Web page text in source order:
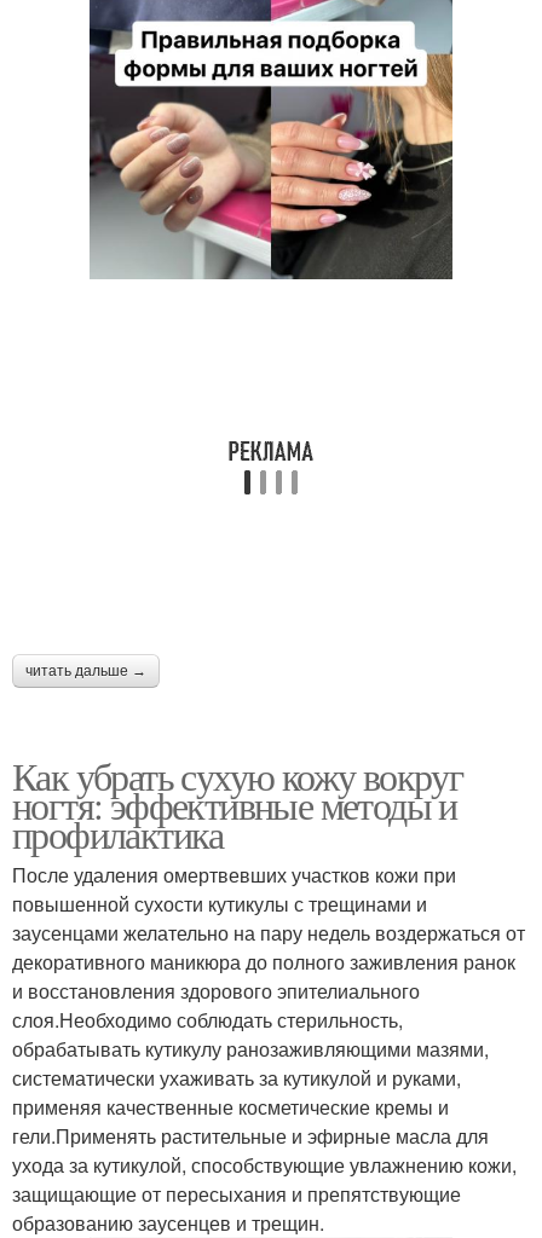
читать дальше →
Как убрать сухую кожу вокруг
ногтя: эффективные методы и
профилактика
После удаления омертвевших участков кожи при
повышенной сухости кутикулы с трещинами и
заусенцами желательно на пару недель воздержаться от
декоративного маникюра до полного заживления ранок
и восстановления здорового эпителиального
слоя.Необходимо соблюдать стерильность,
обрабатывать кутикулу ранозаживляющими мазями,
систематически ухаживать за кутикулой и руками,
применяя качественные косметические кремы и
гели.Применять растительные и эфирные масла для
ухода за кутикулой, способствующие увлажнению кожи,
защищающие от пересыхания и препятствующие
образованию заусенцев и трещин.